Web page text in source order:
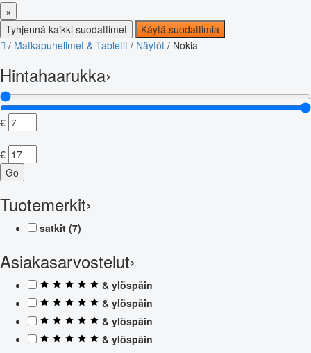
×
Tyhjennä kaikki suodattimet
Käytä suodattimia
/ Matkapuhelimet & Tabletit / Näytöt / Nokia
Hintahaarukka›
€
—
€
Go
Tuotemerkit›
satkit (7)
Asiakasarvostelut›
& ylöspäin
& ylöspäin
& ylöspäin
& ylöspäin